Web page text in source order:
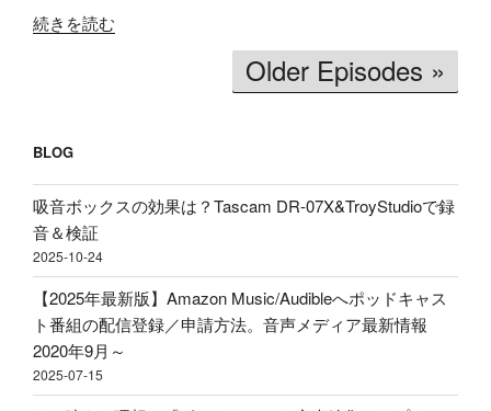
ホ
き」
理
由、
BGM
音
量
ど
の
く
ら
イ
こ
し
＆
分
析
テ
ス
ト！
音
声
"【価
2600
円
で
ロ
ー
プ
ロ
フ
ァ
イ
続きを読む
Older Episodes »
BLOG
吸音ボックスの効果は？Tascam DR-07X&TroyStudioで録
音＆検証
2025-10-24
【2025年最新版】Amazon Music/Audibleへポッドキャス
ト番組の配信登録／申請方法。音声メディア最新情報
2020年9月～
2025-07-15